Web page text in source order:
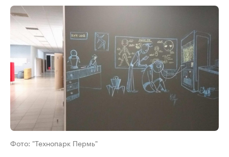
Фото: "Технопарк Пермь"